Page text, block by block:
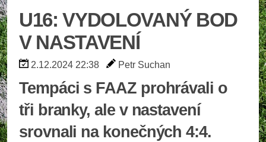
U16: VYDOLOVANÝ BOD
V NASTAVENÍ
2.12.2024 22:38 Petr Suchan
Tempáci s FAAZ prohrávali o
tři branky, ale v nastavení
srovnali na konečných 4:4.